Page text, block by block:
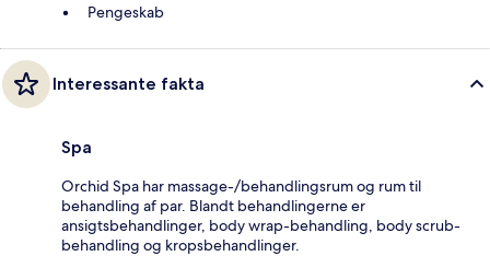
Pengeskab
Interessante fakta
Spa
Orchid Spa har massage-/behandlingsrum og rum til
behandling af par. Blandt behandlingerne er
ansigtsbehandlinger, body wrap-behandling, body scrub-
behandling og kropsbehandlinger.